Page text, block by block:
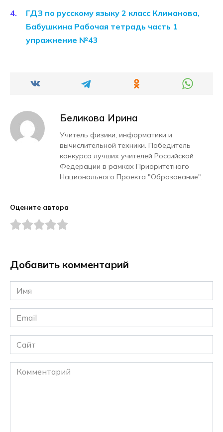
ГДЗ по русскому языку 2 класс Климанова,
Бабушкина Рабочая тетрадь часть 1
упражнение №43
Беликова Ирина
Учитель физики, информатики и
вычислительной техники. Победитель
конкурса лучших учителей Российской
Федерации в рамках Приоритетного
Национального Проекта "Образование".
Оцените автора
Добавить комментарий
Имя
*
Email
*
Сайт
Комментарий